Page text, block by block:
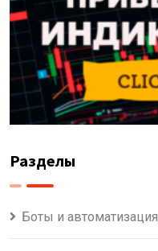
Разделы
Боты и автоматизация